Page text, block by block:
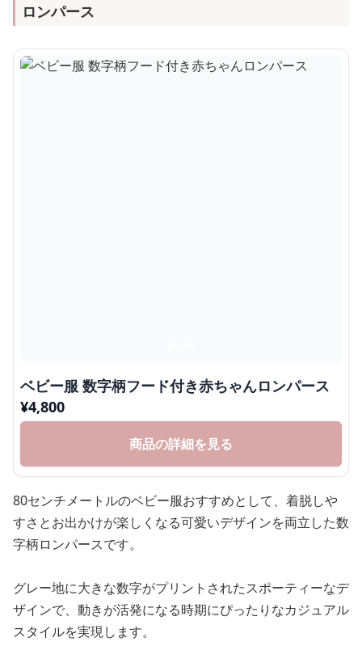
ロンパース
ベビー服 数字柄フード付き赤ちゃんロンパース
¥4,800
商品の詳細を見る
80センチメートルのベビー服おすすめとして、着脱しや
すさとお出かけが楽しくなる可愛いデザインを両立した数
字柄ロンパースです。
グレー地に大きな数字がプリントされたスポーティーなデ
ザインで、動きが活発になる時期にぴったりなカジュアル
スタイルを実現します。